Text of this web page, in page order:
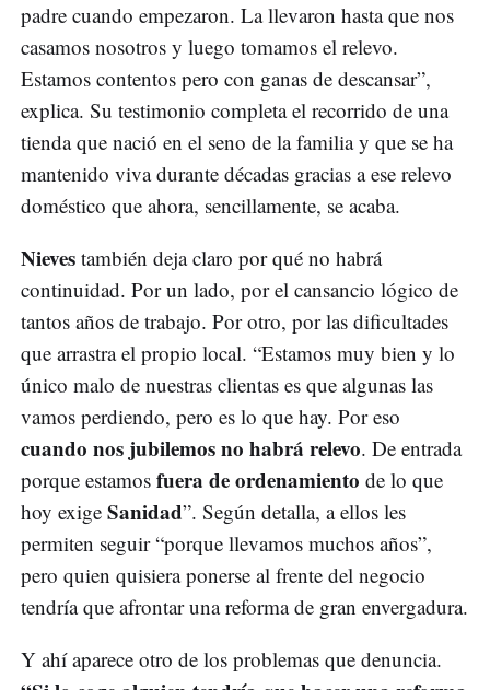
padre cuando empezaron. La llevaron hasta que nos
casamos nosotros y luego tomamos el relevo.
Estamos contentos pero con ganas de descansar”,
explica. Su testimonio completa el recorrido de una
tienda que nació en el seno de la familia y que se ha
mantenido viva durante décadas gracias a ese relevo
doméstico que ahora, sencillamente, se acaba.
Nieves también deja claro por qué no habrá
continuidad. Por un lado, por el cansancio lógico de
tantos años de trabajo. Por otro, por las dificultades
que arrastra el propio local. “Estamos muy bien y lo
único malo de nuestras clientas es que algunas las
vamos perdiendo, pero es lo que hay. Por eso
cuando nos jubilemos no habrá relevo. De entrada
porque estamos fuera de ordenamiento de lo que
hoy exige Sanidad”. Según detalla, a ellos les
permiten seguir “porque llevamos muchos años”,
pero quien quisiera ponerse al frente del negocio
tendría que afrontar una reforma de gran envergadura.
Y ahí aparece otro de los problemas que denuncia.